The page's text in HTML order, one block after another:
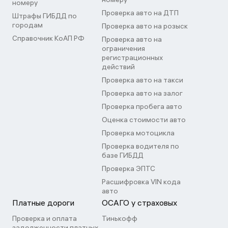
номеру
Штрафы ГИБДД по
городам
Справочник КоАП РФ
Проверка авто на ДТП
Проверка авто на розыск
Проверка авто на
ограничения
регистрационных
действий
Проверка авто на такси
Проверка авто на залог
Проверка пробега авто
Оценка стоимости авто
Проверка мотоцикла
Проверка водителя по
базе ГИБДД
Проверка ЭПТС
Расшифровка VIN кода
авто
Платные дороги
Проверка и оплата
ОСАГО у страховых
Тинькофф